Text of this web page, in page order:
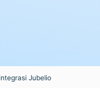
Jubelio